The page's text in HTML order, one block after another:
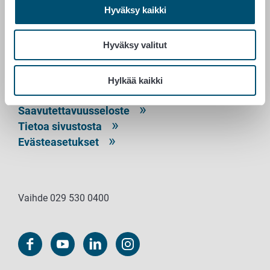
Hyväksy kaikki
Hyväksy valitut
Hylkää kaikki
PL 100
Yhteystiedot
Tietosuojailmoitus
Saavutettavuusseloste
Tietoa sivustosta
Evästeasetukset
Vaihde 029 530 0400